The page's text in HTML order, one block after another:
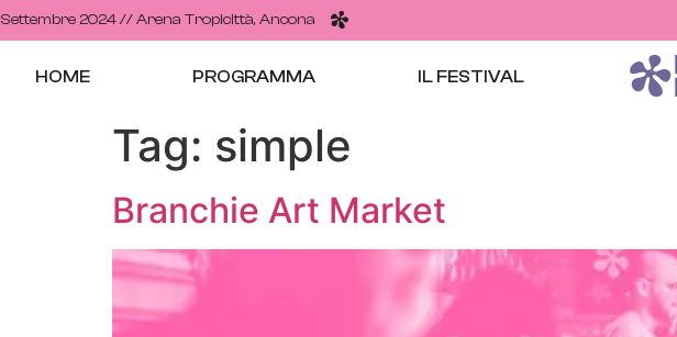
Settembre 2024 // Arena Tropicittà, Ancona
HOME PROGRAMMA IL FESTIVAL
Tag: simple
Branchie Art Market